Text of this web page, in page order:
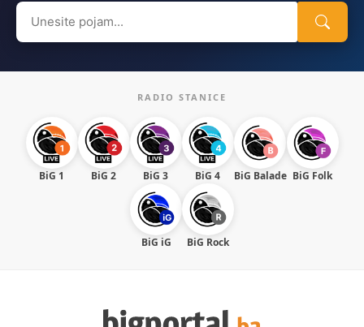
Search
for:
RADIO STANICE
BiG 1 BiG 2 BiG 3 BiG 4 BiG Balade BiG Folk
BiG iG BiG Rock